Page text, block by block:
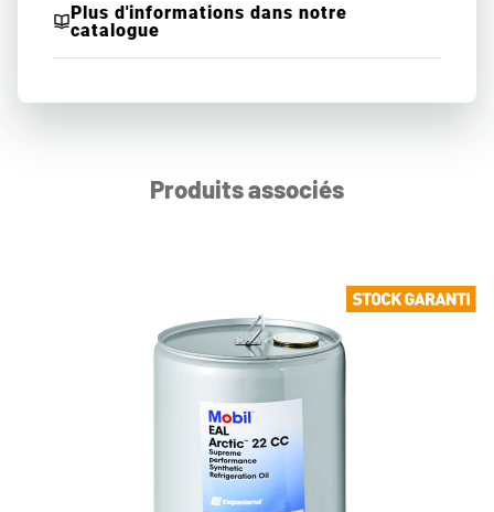
Plus d'informations dans notre
catalogue
Produits associés